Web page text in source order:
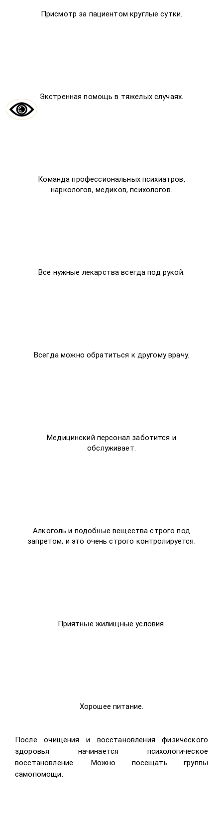
Присмотр за пациентом круглые сутки.
Экстренная помощь в тяжелых случаях.
Команда профессиональных психиатров,
наркологов, медиков, психологов.
Все нужные лекарства всегда под рукой.
Всегда можно обратиться к другому врачу.
Медицинский персонал заботится и
обслуживает.
Алкоголь и подобные вещества строго под
запретом, и это очень строго контролируется.
Приятные жилищные условия.
Хорошее питание.
После очищения и восстановления физического
здоровья начинается психологическое
восстановление. Можно посещать группы
самопомощи.